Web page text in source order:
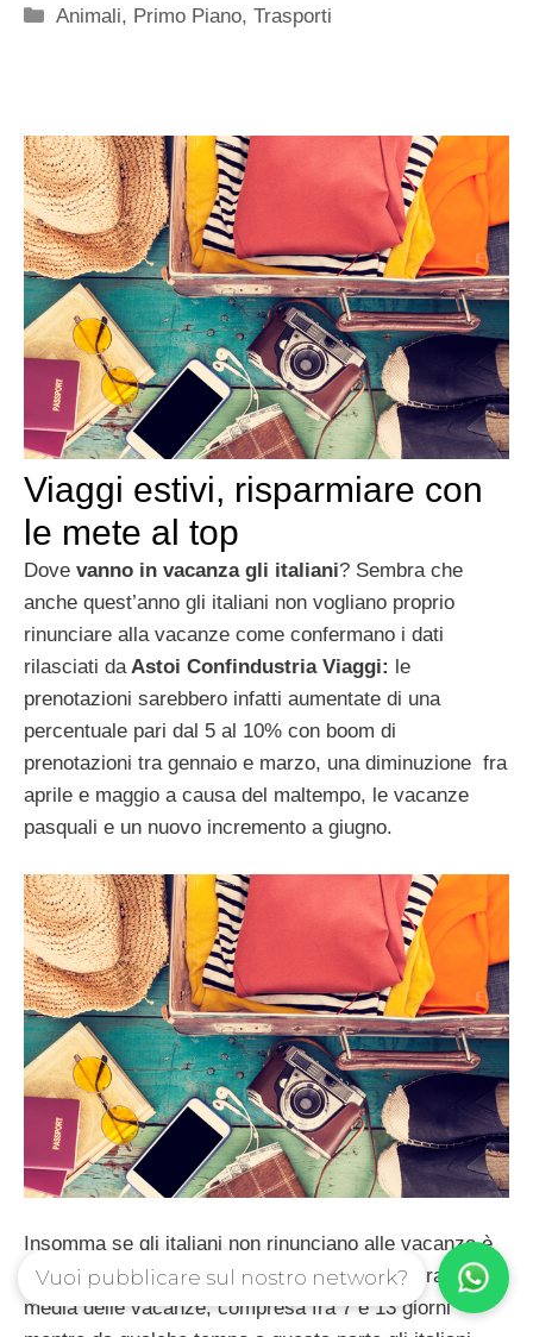
Categorie
Animali, Primo Piano,Trasporti
Viaggi estivi, risparmiare con
le mete al top
Dove vanno in vacanza gli italiani? Sembra che
anche quest’anno gli italiani non vogliano proprio
rinunciare alla vacanze come confermano i dati
rilasciati daAstoi Confindustria Viaggi: le
prenotazioni sarebbero infatti aumentate di una
percentuale pari dal 5 al 10% con boom di
prenotazioni tra gennaio e marzo, una diminuzione fra
aprile e maggio a causa del maltempo, le vacanze
pasquali e un nuovo incremento a giugno.
Insomma se gli italiani non rinunciano alle vacanze è
anche vero che resta confermata anche la durata
media delle vacanze, compresa fra 7 e 13 giorni
Vuoi pubblicare sul nostro network?